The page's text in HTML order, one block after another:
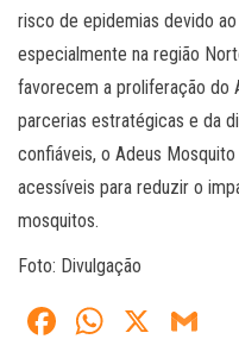
risco de epidemias devido
especialmente na região
favorecem a proliferação do
parcerias estratégicas e da
confiáveis, o Adeus
acessíveis para reduzir o
mosquitos.
Foto: Divulgação
Fa
W
X